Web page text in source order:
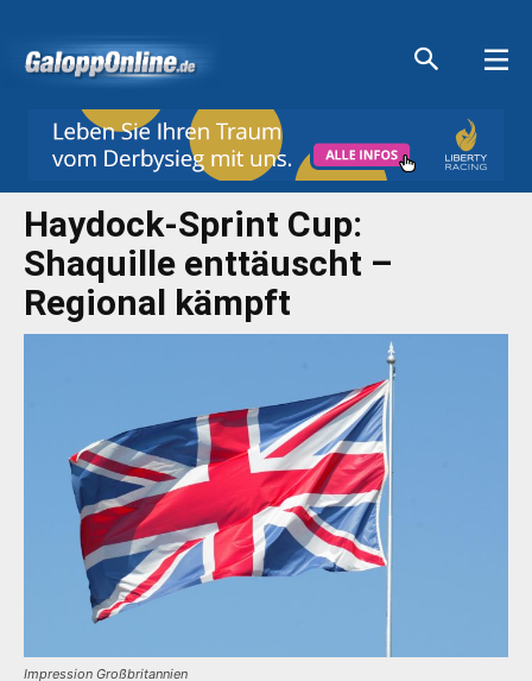
Haydock-Sprint Cup:
Shaquille enttäuscht –
Regional kämpft
Impression Großbritannien